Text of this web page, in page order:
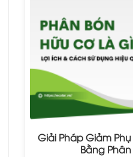
Giải Pháp Giảm
Bằng